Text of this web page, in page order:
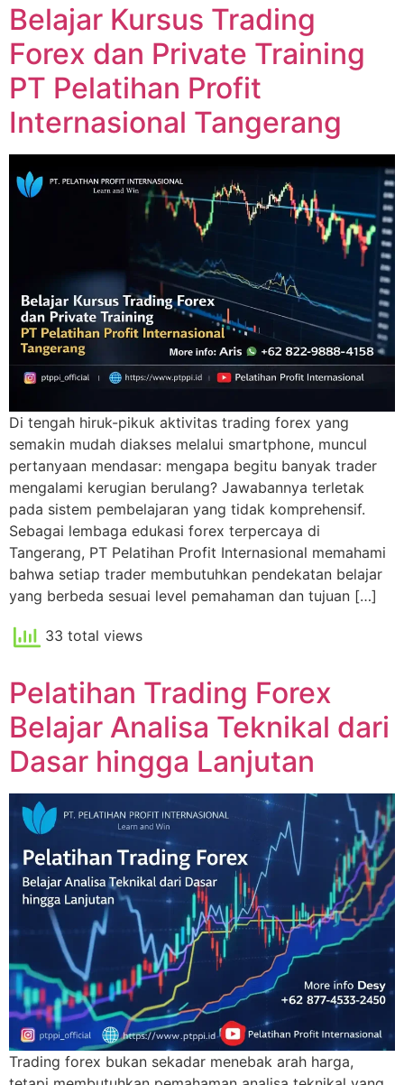
Belajar Kursus Trading
Forex dan Private Training
PT Pelatihan Profit
Internasional Tangerang
Di tengah hiruk-pikuk aktivitas trading forex yang
semakin mudah diakses melalui smartphone, muncul
pertanyaan mendasar: mengapa begitu banyak trader
mengalami kerugian berulang? Jawabannya terletak
pada sistem pembelajaran yang tidak komprehensif.
Sebagai lembaga edukasi forex terpercaya di
Tangerang, PT Pelatihan Profit Internasional memahami
bahwa setiap trader membutuhkan pendekatan belajar
yang berbeda sesuai level pemahaman dan tujuan […]
33 total views
Pelatihan Trading Forex
Belajar Analisa Teknikal dari
Dasar hingga Lanjutan
Trading forex bukan sekadar menebak arah harga,